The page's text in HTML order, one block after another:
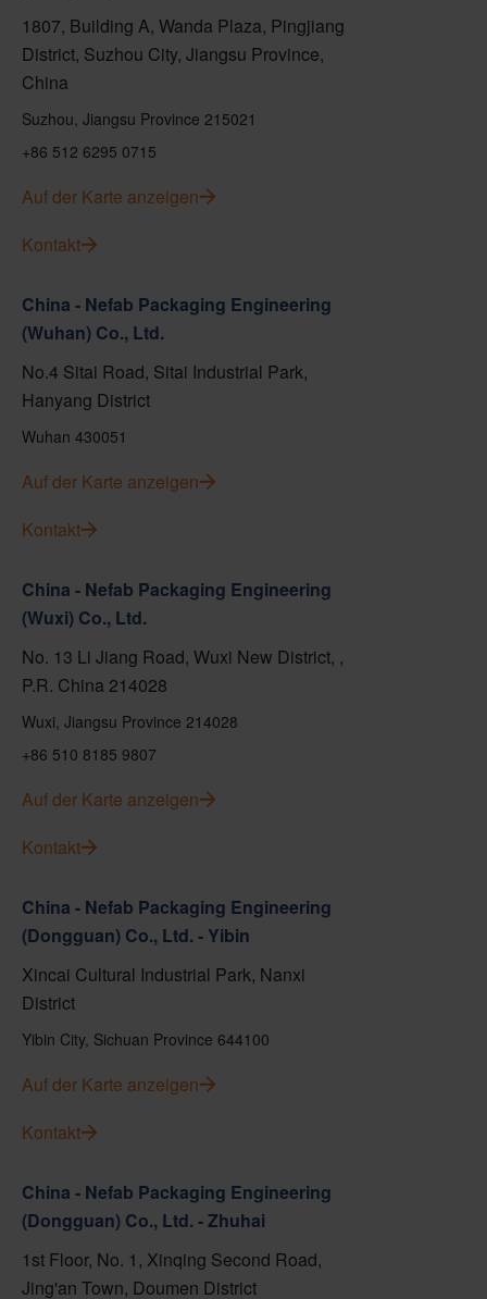
1807, Building A, Wanda Plaza, Pingjiang
District, Suzhou City, Jiangsu Province,
China
Suzhou, Jiangsu Province 215021
+86 512 6295 0715
Auf der Karte anzeigen
Kontakt
China - Nefab Packaging Engineering
(Wuhan) Co., Ltd.
No.4 Sitai Road, Sitai Industrial Park,
Hanyang District
Wuhan 430051
Auf der Karte anzeigen
Kontakt
China - Nefab Packaging Engineering
(Wuxi) Co., Ltd.
No. 13 Li Jiang Road, Wuxi New District, ,
P.R. China 214028
Wuxi, Jiangsu Province 214028
+86 510 8185 9807
Auf der Karte anzeigen
Kontakt
China - Nefab Packaging Engineering
(Dongguan) Co., Ltd. - Yibin
Xincai Cultural Industrial Park, Nanxi
District
Yibin City, Sichuan Province 644100
Auf der Karte anzeigen
Kontakt
China - Nefab Packaging Engineering
(Dongguan) Co., Ltd. - Zhuhai
1st Floor, No. 1, Xinqing Second Road,
Jing'an Town, Doumen District